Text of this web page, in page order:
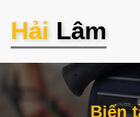
Hải Lâm
Biến